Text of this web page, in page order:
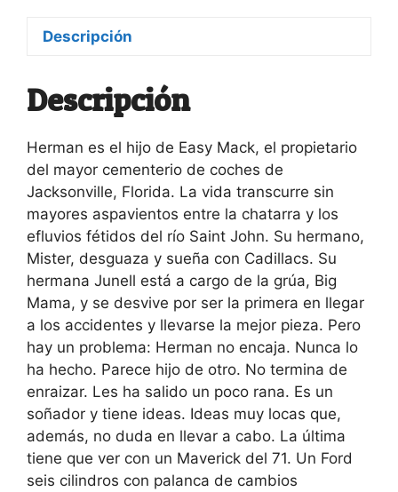
Descripción
Descripción
Herman es el hijo de Easy Mack, el propietario
del mayor cementerio de coches de
Jacksonville, Florida. La vida transcurre sin
mayores aspavientos entre la chatarra y los
efluvios fétidos del río Saint John. Su hermano,
Mister, desguaza y sueña con Cadillacs. Su
hermana Junell está a cargo de la grúa, Big
Mama, y se desvive por ser la primera en llegar
a los accidentes y llevarse la mejor pieza. Pero
hay un problema: Herman no encaja. Nunca lo
ha hecho. Parece hijo de otro. No termina de
enraizar. Les ha salido un poco rana. Es un
soñador y tiene ideas. Ideas muy locas que,
además, no duda en llevar a cabo. La última
tiene que ver con un Maverick del 71. Un Ford
seis cilindros con palanca de cambios